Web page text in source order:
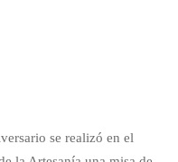
se realizó en el